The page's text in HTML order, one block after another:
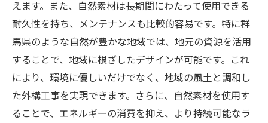
えます。また、自然素材は長期間にわたって使用できる
耐久性を持ち、メンテナンスも比較的容易です。特に群
馬県のような自然が豊かな地域では、地元の資源を活用
することで、地域に根ざしたデザインが可能です。これ
により、環境に優しいだけでなく、地域の風土と調和し
た外構工事を実現できます。さらに、自然素材を使用す
ることで、エネルギーの消費を抑え、より持続可能なラ